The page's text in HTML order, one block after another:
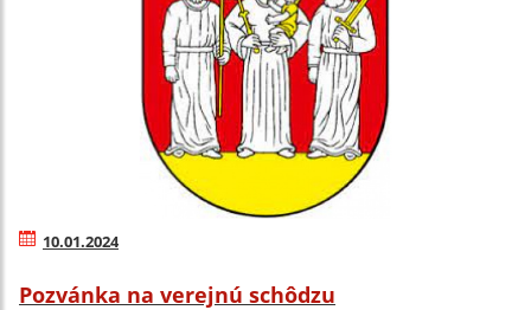
10.01.2024
Pozvánka na verejnú schôdzu